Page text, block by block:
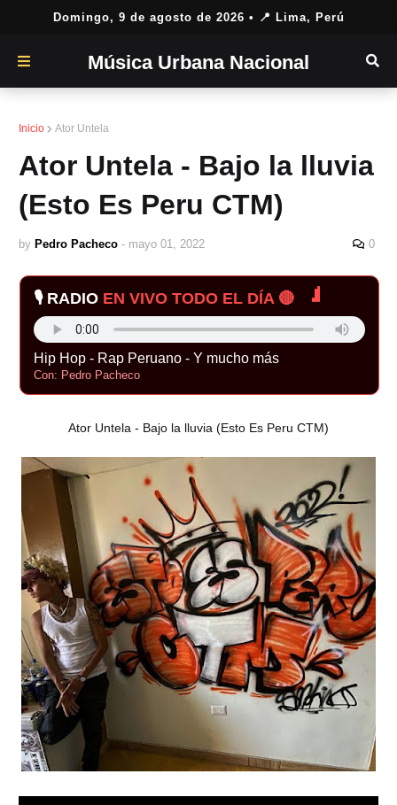
Domingo, 9 de agosto de 2026 • 📍 Lima, Perú
Música Urbana Nacional
Inicio Ator Untela
Ator Untela - Bajo la lluvia
(Esto Es Peru CTM)
by Pedro Pacheco - mayo 01, 2022 0
🎙️ RADIO EN VIVO TODO EL DÍA 🔴
Hip Hop - Rap Peruano - Y mucho más
Con: Pedro Pacheco
Ator Untela - Bajo la lluvia (Esto Es Peru CTM)